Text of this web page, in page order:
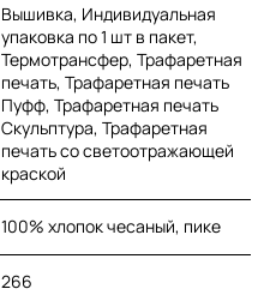
Вышивка, Индивидуальная
упаковка по 1 шт в пакет,
Термотрансфер, Трафаретная
печать, Трафаретная печать
Пуфф, Трафаретная печать
Скульптура, Трафаретная
печать со светоотражающей
краской
100% хлопок чесаный, пике
266